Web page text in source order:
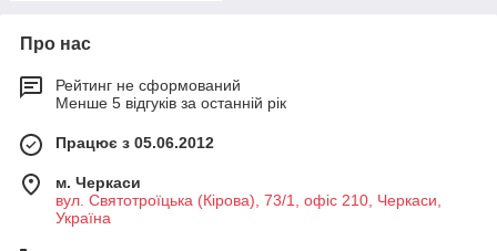
Про нас
Рейтинг не сформований
Менше 5 відгуків за останній рік
Працює з 05.06.2012
м. Черкаси
вул. Святотроїцька (Кірова), 73/1, офіс 210, Черкаси,
Україна